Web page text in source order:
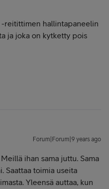
-reitittimen hallintapaneelin
ja joka on kytketty pois
Forum|Forum|9 years ago
ihan sama juttu. Sama
Saattaa toimia useita
Yleensä auttaa, kun